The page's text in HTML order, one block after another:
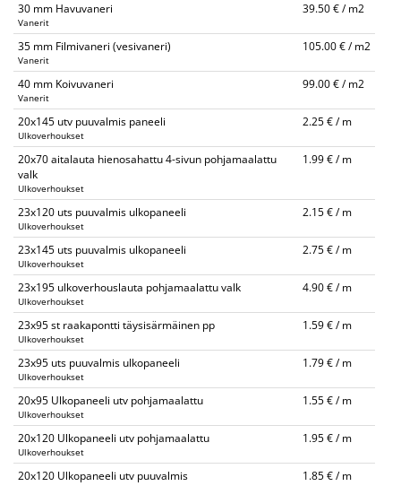
30 mm Havuvaneri
Vanerit
39.50 € / m2
35 mm Filmivaneri (vesivaneri)
Vanerit
105.00 € / m2
40 mm Koivuvaneri
Vanerit
99.00 € / m2
20x145 utv puuvalmis paneeli
Ulkoverhoukset
2.25 € / m
20x70 aitalauta hienosahattu 4-sivun pohjamaalattu
valk
Ulkoverhoukset
1.99 € / m
23x120 uts puuvalmis ulkopaneeli
Ulkoverhoukset
2.15 € / m
23x145 uts puuvalmis ulkopaneeli
Ulkoverhoukset
2.75 € / m
23x195 ulkoverhouslauta pohjamaalattu valk
Ulkoverhoukset
4.90 € / m
23x95 st raakapontti täysisärmäinen pp
Ulkoverhoukset
1.59 € / m
23x95 uts puuvalmis ulkopaneeli
Ulkoverhoukset
1.79 € / m
20x95 Ulkopaneeli utv pohjamaalattu
Ulkoverhoukset
1.55 € / m
20x120 Ulkopaneeli utv pohjamaalattu
Ulkoverhoukset
1.95 € / m
20x120 Ulkopaneeli utv puuvalmis 1.85 € / m